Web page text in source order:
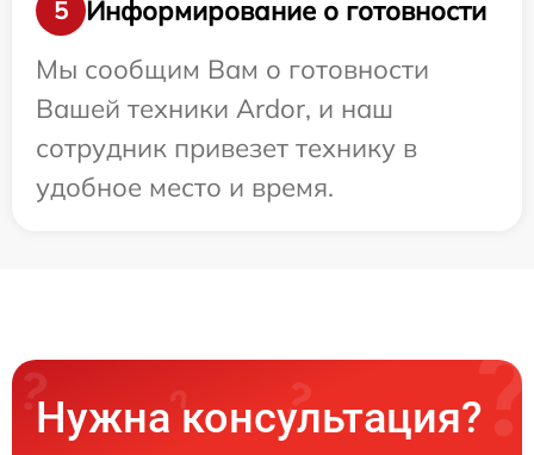
5
Информирование о готовности
Мы сообщим Вам о готовности
Вашей техники Ardor, и наш
сотрудник привезет технику в
удобное место и время.
Нужна консультация?